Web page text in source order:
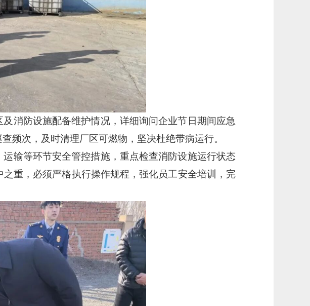
消防设施配备维护情况，详细询问企业节日期间应急
频次，及时清理厂区可燃物，坚决杜绝带病运行。
输等环节安全管控措施，重点检查消防设施运行状态
重，必须严格执行操作规程，强化员工安全培训，完